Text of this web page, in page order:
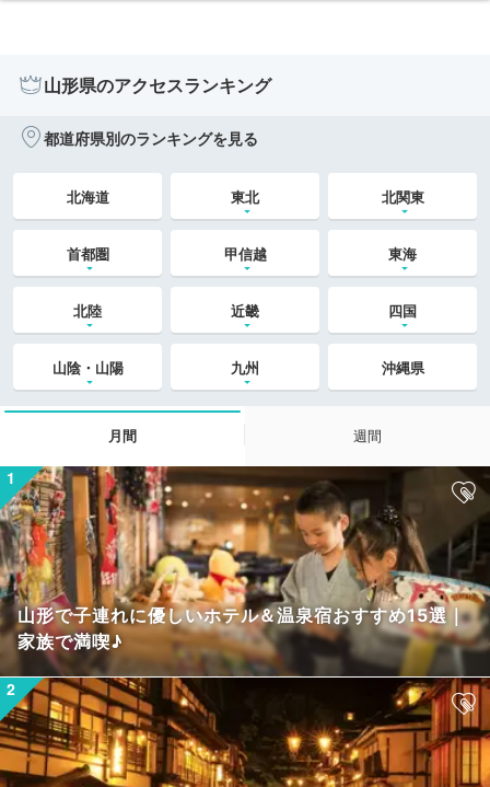
山形県のアクセスランキング
都道府県別のランキングを見る
北海道 東北 北関東
首都圏 甲信越 東海
北陸 近畿 四国
山陰・山陽 九州 沖縄県
月間 週間
山形で子連れに優しいホテル＆温泉宿おすすめ15選｜
家族で満喫♪